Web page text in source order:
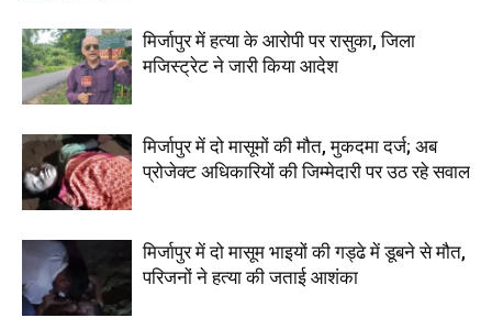
मिर्जापुर में हत्या के आरोपी पर रासुका, जिला
मजिस्ट्रेट ने जारी किया आदेश
मिर्जापुर में दो मासूमों की मौत, मुकदमा दर्ज; अब
प्रोजेक्ट अधिकारियों की जिम्मेदारी पर उठ रहे सवाल
मिर्जापुर में दो मासूम भाइयों की गड्ढे में डूबने से मौत,
परिजनों ने हत्या की जताई आशंका